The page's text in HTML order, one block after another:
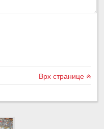
Врх странице